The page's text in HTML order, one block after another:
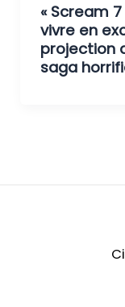
« Scream
vivre en
projection
saga